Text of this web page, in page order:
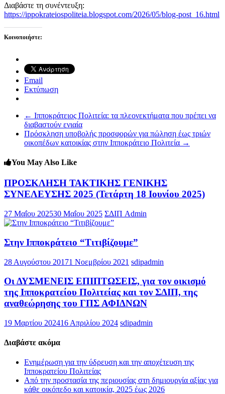
Διαβάστε τη συνέντευξη:
https://ippokrateiospoliteia.blogspot.com/2026/05/blog-post_16.html
Κοινοποιήστε:
Email
Εκτύπωση
← Ιπποκράτειος Πολιτεία: τα πλεονεκτήματα που πρέπει να
διαβαστούν ενιαία
Πρόσκληση υποβολής προσφορών για πώληση έως τριών
οικοπέδων κατοικίας στην Ιπποκράτειο Πολιτεία →
You May Also Like
ΠΡΟΣΚΛΗΣΗ ΤΑΚΤΙΚΗΣ ΓΕΝΙΚΗΣ
ΣΥΝΕΛΕΥΣΗΣ 2025 (Τετάρτη 18 Ιουνίου 2025)
27 Μαΐου 202530 Μαΐου 2025 ΣΔΙΠ Admin
Στην Ιπποκράτειο “Τιτιβίζουμε”
28 Αυγούστου 20171 Νοεμβρίου 2021 sdipadmin
Οι ΔΥΣΜΕΝΕΙΣ ΕΠΙΠΤΩΣΕΙΣ, για τον οικισμό
της Ιπποκρατείου Πολιτείας και τον ΣΔΙΠ, της
αναθεώρησης του ΓΠΣ ΑΦΙΔΝΩΝ
19 Μαρτίου 202416 Απριλίου 2024 sdipadmin
Διαβάστε ακόμα
Ενημέρωση για την ύδρευση και την αποχέτευση της
Ιπποκρατείου Πολιτείας
Από την προστασία της περιουσίας στη δημιουργία αξίας για
κάθε οικόπεδο και κατοικία, 2025 έως 2026